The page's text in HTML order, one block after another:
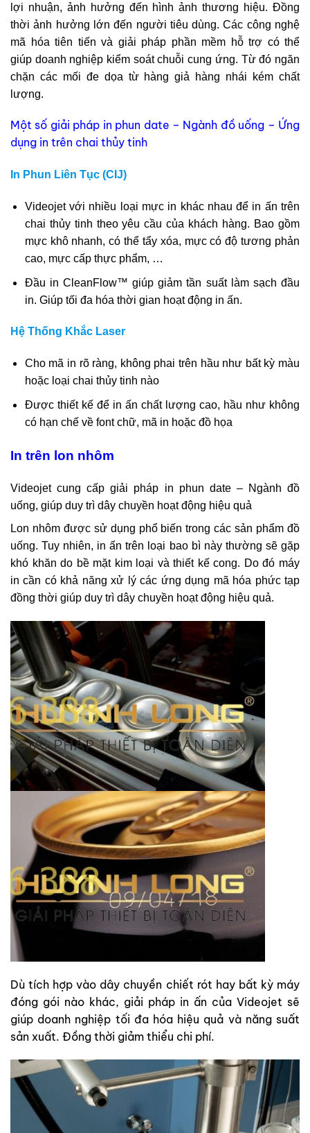
lợi nhuận, ảnh hưởng đến hình ảnh thương hiệu. Đồng
thời ảnh hưởng lớn đến người tiêu dùng. Các công nghệ
mã hóa tiên tiến và giải pháp phần mềm hỗ trợ có thể
giúp doanh nghiệp kiểm soát chuỗi cung ứng. Từ đó ngăn
chặn các mối đe dọa từ hàng giả hàng nhái kém chất
lượng.
Một số giải pháp in phun date – Ngành đồ uống – Ứng
dụng in trên chai thủy tinh
In Phun Liên Tục (CIJ)
Videojet với nhiều loại mực in khác nhau để in ấn trên
chai thủy tinh theo yêu cầu của khách hàng. Bao gồm
mực khô nhanh, có thể tẩy xóa, mực có độ tương phản
cao, mực cấp thực phẩm, …
Đầu in CleanFlow™ giúp giảm tần suất làm sạch đầu
in. Giúp tối đa hóa thời gian hoạt động in ấn.
Hệ Thống Khắc Laser
Cho mã in rõ ràng, không phai trên hầu như bất kỳ màu
hoặc loại chai thủy tinh nào
Được thiết kế để in ấn chất lượng cao, hầu như không
có hạn chế về font chữ, mã in hoặc đồ họa
In trên lon nhôm
Videojet cung cấp giải pháp in phun date – Ngành đồ
uống, giúp duy trì dây chuyền hoạt động hiệu quả
Lon nhôm được sử dụng phổ biến trong các sản phẩm đồ
uống. Tuy nhiên, in ấn trên loại bao bì này thường sẽ gặp
khó khăn do bề mặt kim loại và thiết kế cong. Do đó máy
in cần có khả năng xử lý các ứng dụng mã hóa phức tạp
đồng thời giúp duy trì dây chuyền hoạt động hiệu quả.
Dù tích hợp vào dây chuyền chiết rót hay bất kỳ máy
đóng gói nào khác, giải pháp in ấn của Videojet sẽ
giúp doanh nghiệp tối đa hóa hiệu quả và năng suất
sản xuất. Đồng thời giảm thiểu chi phí.